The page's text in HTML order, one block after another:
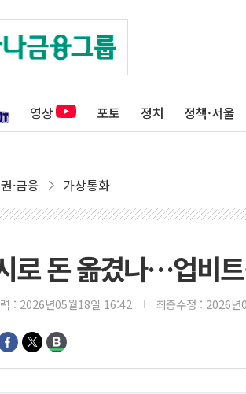
영상 포토 정치 정책·서울
·금융 가상통화
로 돈 옮겼나…업비
: 2026년05월18일 16:42 최종수정 : 2026년